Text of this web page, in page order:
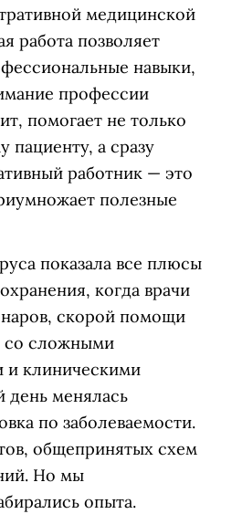
медицинской
работа позволяет
навыки,
профессии
помогает не только
пациенту, а сразу
работник — это
полезные
показала все плюсы
когда врачи
скорой помощи
со сложными
и клиническими
день менялась
по заболеваемости.
общепринятых схем
Но мы
опыта.